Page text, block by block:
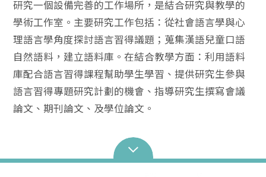
研究一個設備完善的工作場所，是結合研究與教學的
學術工作室。主要研究工作包括：從社會語言學與心
理語言學角度探討語言習得議題；蒐集漢語兒童口語
自然語料，建立語料庫。在結合教學方面：利用語料
庫配合語言習得課程幫助學生學習、提供研究生參與
語言習得專題研究計劃的機會、指導研究生撰寫會議
論文、期刊論文、及學位論文。